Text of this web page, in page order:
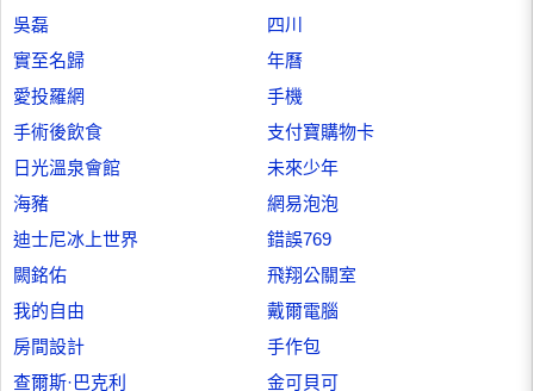
吳磊
四川
實至名歸
年曆
愛投羅網
手機
手術後飲食
支付寶購物卡
日光溫泉會館
未來少年
海豬
網易泡泡
迪士尼冰上世界
錯誤769
闕銘佑
飛翔公關室
我的自由
戴爾電腦
房間設計
手作包
查爾斯·巴克利
金可貝可